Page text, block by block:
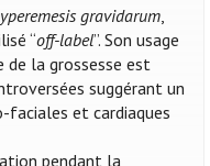
gravidarum,
“off-label”. Son usage
la grossesse est
suggérant un
et cardiaques
pendant la